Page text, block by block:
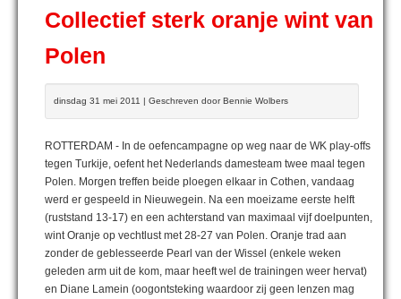
Collectief sterk oranje wint van
Polen
dinsdag 31 mei 2011 | Geschreven door Bennie Wolbers
ROTTERDAM - In de oefencampagne op weg naar de WK play-offs
tegen Turkije, oefent het Nederlands damesteam twee maal tegen
Polen. Morgen treffen beide ploegen elkaar in Cothen, vandaag
werd er gespeeld in Nieuwegein. Na een moeizame eerste helft
(ruststand 13-17) en een achterstand van maximaal vijf doelpunten,
wint Oranje op vechtlust met 28-27 van Polen. Oranje trad aan
zonder de geblesseerde Pearl van der Wissel (enkele weken
geleden arm uit de kom, maar heeft wel de trainingen weer hervat)
en Diane Lamein (oogontsteking waardoor zij geen lenzen mag